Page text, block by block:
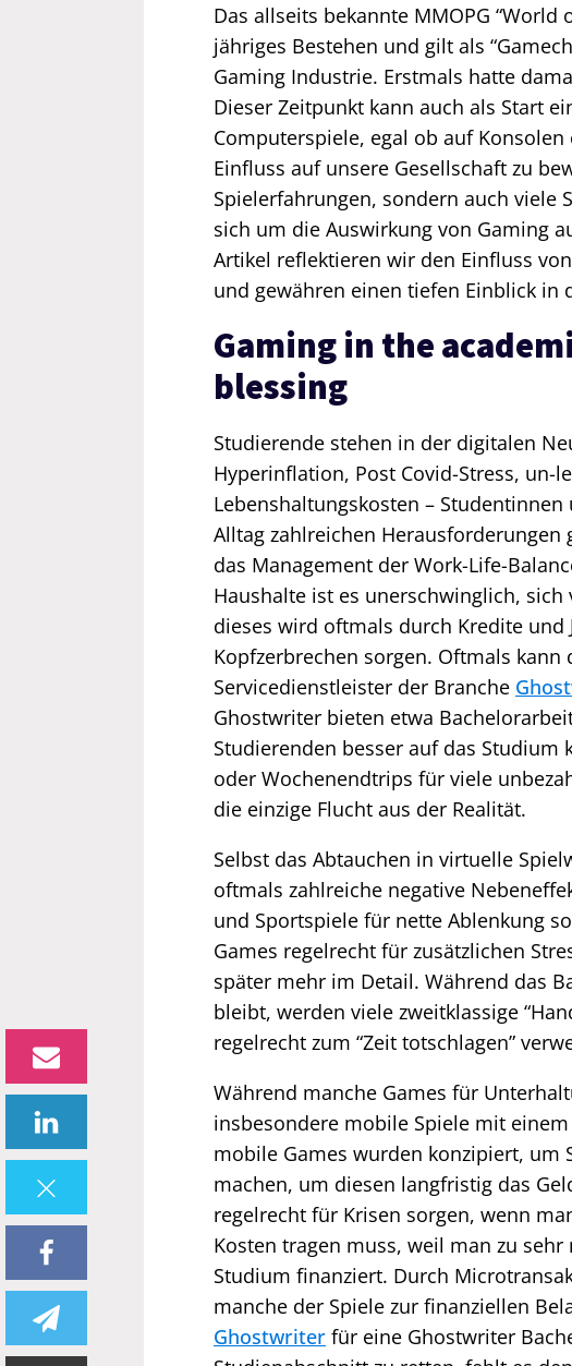
Das allseits bekannte MMOPG “World
jähriges Bestehen und gilt als
Gaming Industrie. Erstmals hatte
Dieser Zeitpunkt kann auch als Start
Computerspiele, egal ob auf
Einfluss auf unsere Gesellschaft zu
Spielerfahrungen, sondern auch viele
sich um die Auswirkung von Gaming
Artikel reflektieren wir den Einfluss
und gewähren einen tiefen Einblick in
Gaming in the
blessing
Studierende stehen in der digitalen
Hyperinflation, Post Covid-Stress, un-
Lebenshaltungskosten –
Alltag zahlreichen
das Management der Work-Life-
Haushalte ist es unerschwinglich,
dieses wird oftmals durch Kredite und
Kopfzerbrechen sorgen. Oftmals
Servicedienstleister der Branche
Ghostwriter bieten etwa
Studierenden besser auf das
oder Wochenendtrips für viele
die einzige Flucht aus der Realität.
Selbst das Abtauchen in virtuelle
oftmals zahlreiche negative
und Sportspiele für nette Ablenkung
Games regelrecht für zusätzlichen
später mehr im Detail. Während das
bleibt, werden viele zweitklassige
regelrecht zum “Zeit totschlagen”
Während manche Games für
insbesondere mobile Spiele mit
mobile Games wurden konzipiert, um
machen, um diesen langfristig das
regelrecht für Krisen sorgen, wenn
Kosten tragen muss, weil man zu
Studium finanziert. Durch
manche der Spiele zur finanziellen
Ghostwriter für eine Ghostwriter